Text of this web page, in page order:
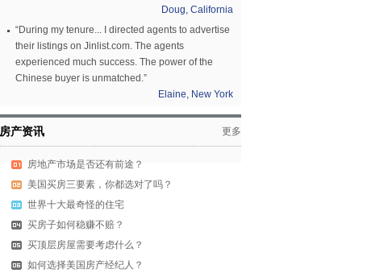
Doug, California
“During my tenure... I directed agents to advertise
their listings on Jinlist.com. The agents
experienced much success. The power of the
Chinese buyer is unmatched.”
Elaine, New York
房产资讯 更多
房地产市场是否还有前途？
美国买房三要素，你都选对了吗？
世界十大最奇怪的住宅
买房子如何稳赚不赔？
买顶层房屋需要考虑什么？
如何选择美国房产经纪人？